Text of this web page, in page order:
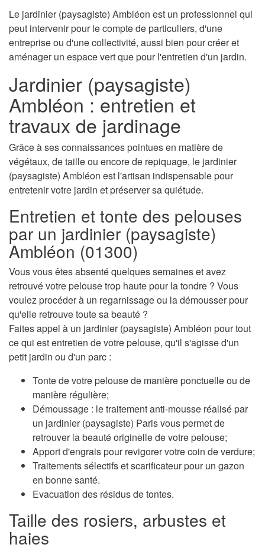
Le jardinier (paysagiste) Ambléon est un professionnel qui
peut intervenir pour le compte de particuliers, d'une
entreprise ou d'une collectivité, aussi bien pour créer et
aménager un espace vert que pour l'entretien d'un jardin.
Jardinier (paysagiste)
Ambléon : entretien et
travaux de jardinage
Grâce à ses connaissances pointues en matière de
végétaux, de taille ou encore de repiquage, le jardinier
(paysagiste) Ambléon est l'artisan indispensable pour
entretenir votre jardin et préserver sa quiétude.
Entretien et tonte des pelouses
par un jardinier (paysagiste)
Ambléon (01300)
Vous vous êtes absenté quelques semaines et avez
retrouvé votre pelouse trop haute pour la tondre ? Vous
voulez procéder à un regarnissage ou la démousser pour
qu'elle retrouve toute sa beauté ?
Faites appel à un jardinier (paysagiste) Ambléon pour tout
ce qui est entretien de votre pelouse, qu'il s'agisse d'un
petit jardin ou d'un parc :
Tonte de votre pelouse de manière ponctuelle ou de
manière régulière;
Démoussage : le traitement anti-mousse réalisé par
un jardinier (paysagiste) Paris vous permet de
retrouver la beauté originelle de votre pelouse;
Apport d'engrais pour revigorer votre coin de verdure;
Traitements sélectifs et scarificateur pour un gazon
en bonne santé.
Evacuation des résidus de tontes.
Taille des rosiers, arbustes et
haies